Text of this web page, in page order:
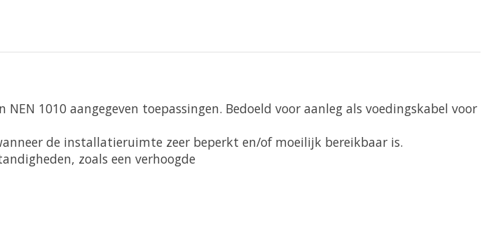
1010 aangegeven toepassingen. Bedoeld voor aanleg als voedingskabel voor
de installatieruimte zeer beperkt en/of moeilijk bereikbaar is.
zoals een verhoogde